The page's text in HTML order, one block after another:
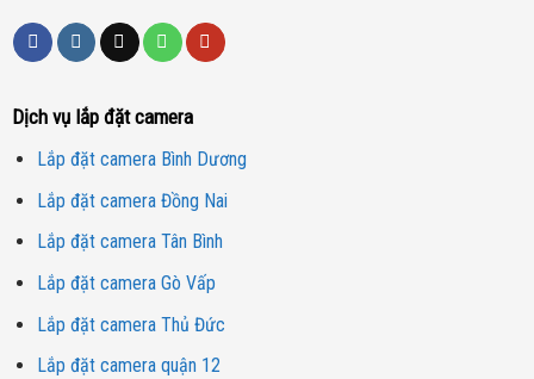
Dịch vụ lắp đặt camera
Lắp đặt camera Bình Dương
Lắp đặt camera Đồng Nai
Lắp đặt camera Tân Bình
Lắp đặt camera Gò Vấp
Lắp đặt camera Thủ Đức
Lắp đặt camera quận 12